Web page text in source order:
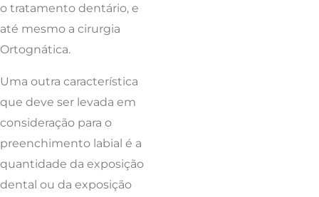
o tratamento dentário, e
até mesmo a cirurgia
Ortognática.
Uma outra característica
que deve ser levada em
consideração para o
preenchimento labial é a
quantidade da exposição
dental ou da exposição